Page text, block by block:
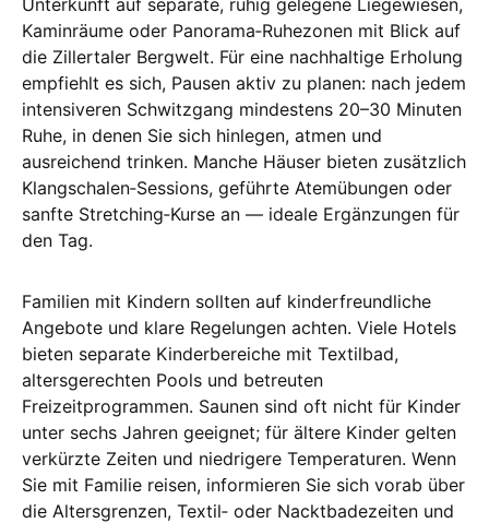
Kaminräume oder Panorama‑Ruhezonen mit Blick auf
die Zillertaler Bergwelt. Für eine nachhaltige Erholung
empfiehlt es sich, Pausen aktiv zu planen: nach jedem
intensiveren Schwitzgang mindestens 20–30 Minuten
Ruhe, in denen Sie sich hinlegen, atmen und
ausreichend trinken. Manche Häuser bieten zusätzlich
Klangschalen‑Sessions, geführte Atemübungen oder
sanfte Stretching‑Kurse an — ideale Ergänzungen für
den Tag.
Familien mit Kindern sollten auf kinderfreundliche
Angebote und klare Regelungen achten. Viele Hotels
bieten separate Kinderbereiche mit Textilbad,
altersgerechten Pools und betreuten
Freizeitprogrammen. Saunen sind oft nicht für Kinder
unter sechs Jahren geeignet; für ältere Kinder gelten
verkürzte Zeiten und niedrigere Temperaturen. Wenn
Sie mit Familie reisen, informieren Sie sich vorab über
die Altersgrenzen, Textil‑ oder Nacktbadezeiten und